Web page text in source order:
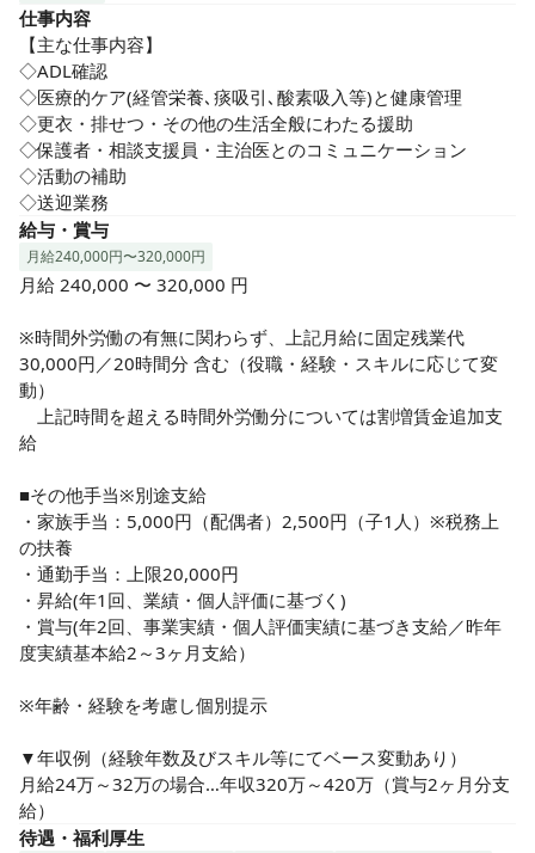
仕事内容
【主な仕事内容】
◇ADL確認
◇医療的ケア(経管栄養､痰吸引､酸素吸入等)と健康管理
◇更衣・排せつ・その他の生活全般にわたる援助
◇保護者・相談支援員・主治医とのコミュニケーション
◇活動の補助
◇送迎業務
給与・賞与
月給240,000円〜320,000円
月給 240,000 〜 320,000 円
※時間外労働の有無に関わらず、上記月給に固定残業代
30,000円／20時間分 含む（役職・経験・スキルに応じて変
動）
上記時間を超える時間外労働分については割増賃金追加支
給
■その他手当※別途支給
・家族手当：5,000円（配偶者）2,500円（子1人）※税務上
の扶養
・通勤手当：上限20,000円
・昇給(年1回、業績・個人評価に基づく)
・賞与(年2回、事業実績・個人評価実績に基づき支給／昨年
度実績基本給2～3ヶ月支給）
※年齢・経験を考慮し個別提示
▼年収例（経験年数及びスキル等にてベース変動あり）
月給24万～32万の場合…年収320万～420万（賞与2ヶ月分支
給）
待遇・福利厚生